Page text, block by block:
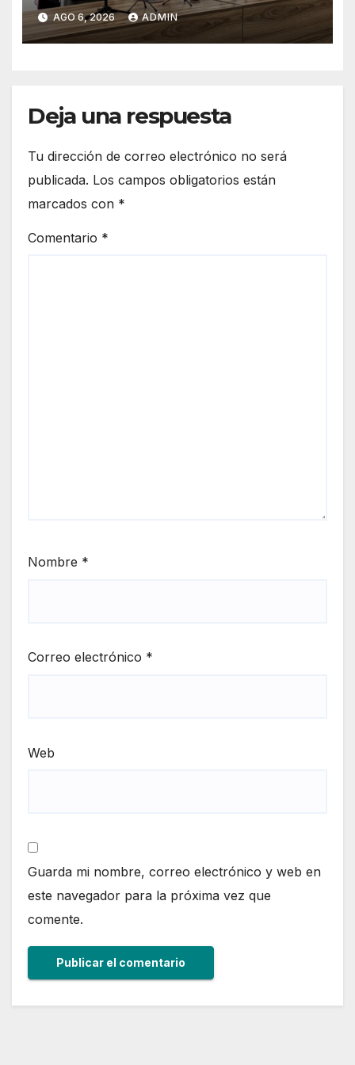
Pueblito Mexicano
AGO 6, 2026 ADMIN
Deja una respuesta
Tu dirección de correo electrónico no será
publicada. Los campos obligatorios están
marcados con *
Comentario *
Nombre *
Correo electrónico *
Web
Guarda mi nombre, correo electrónico y web en
este navegador para la próxima vez que
comente.